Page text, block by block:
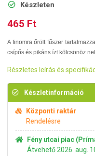
Készleten
465 Ft
A finomra őrölt fűszer
csípős és pikáns ízt kölcsönöz
Részletes leírás és
Készletinformáció
Központi raktár
Rendelésre
Fény utcai piac
Átvehető 2026. aug.